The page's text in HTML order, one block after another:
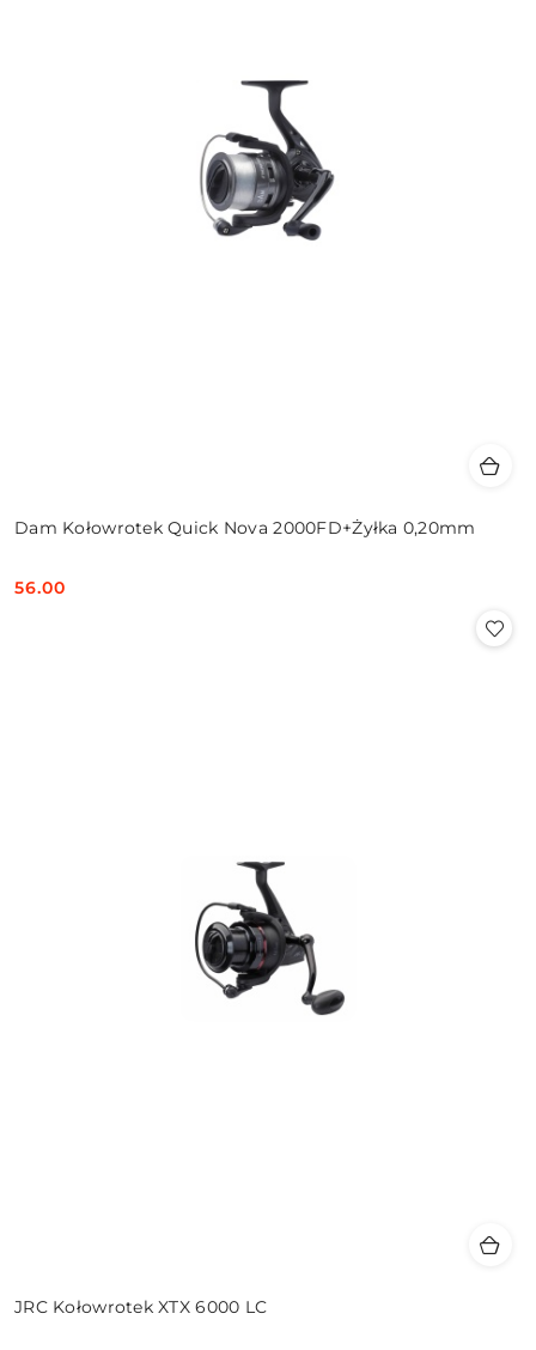
Dam Kołowrotek Quick Nova 2000FD+Żyłka 0,20mm
Cena:
56.00
JRC Kołowrotek XTX 6000 LC